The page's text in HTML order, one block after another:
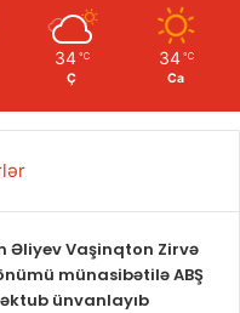
34 ℃
Ç
34 ℃
Ca
Əliyev Vaşinqton Zirvə
münasibətilə ABŞ
ünvanlayıb